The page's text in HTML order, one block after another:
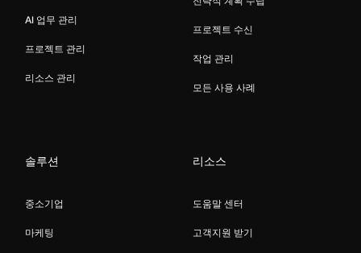
AI 업무 관리
프로젝트 관리
리소스 관리
프로젝트 수신
작업 관리
모든 사용 사례
솔루션
중소기업
마케팅
리소스
도움말 센터
고객지원 받기